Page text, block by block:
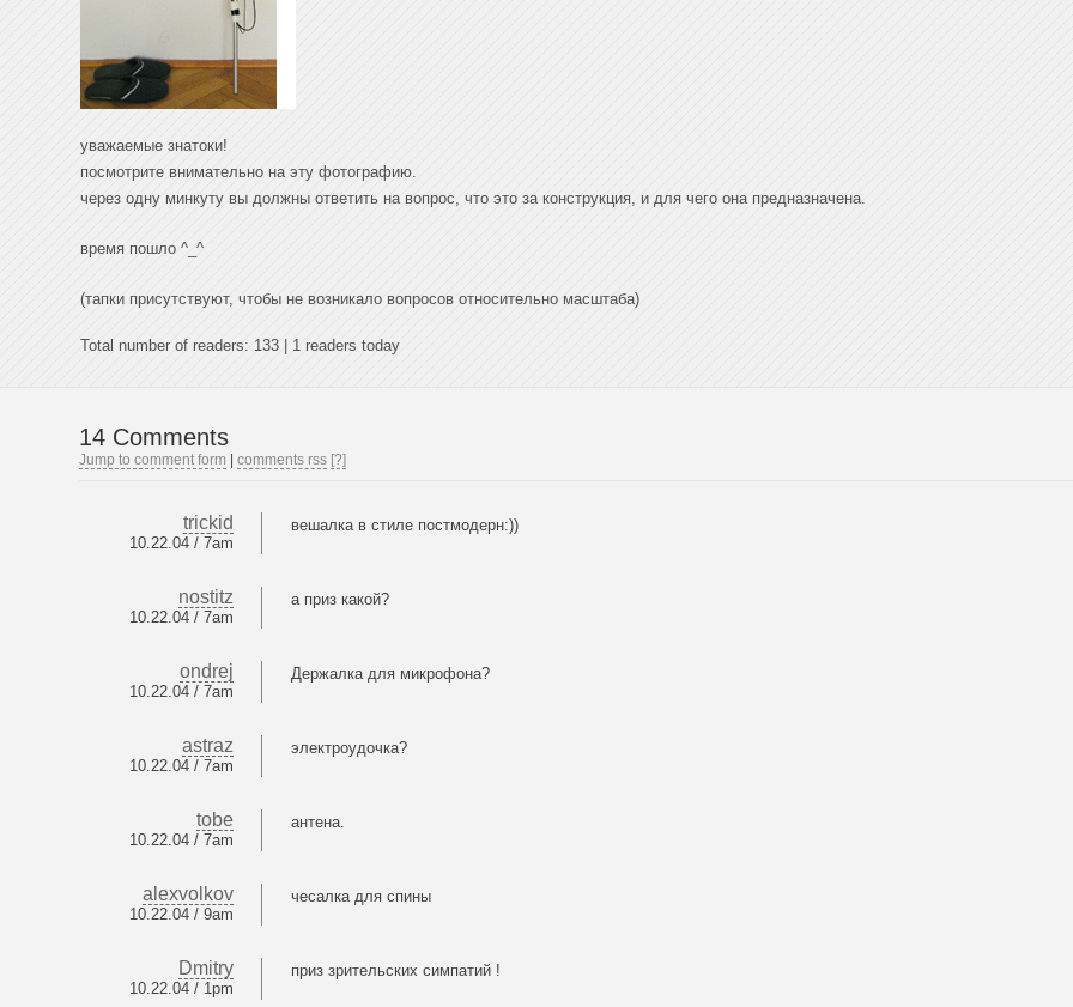
уважаемые знатоки!
посмотрите внимательно на эту фотографию.
через одну минкуту вы должны ответить на вопрос, что это за конструкция, и для чего она предназначена.
время пошло ^_^
(тапки присутствуют, чтобы не возникало вопросов относительно масштаба)
Total number of readers: 133 | 1 readers today
14 Comments
Jump to comment form |comments rss [?]
trickid
10.22.04 / 7am
вешалка в стиле постмодерн:))
nostitz
10.22.04 / 7am
а приз какой?
ondrej
10.22.04 / 7am
Держалка для микрофона?
astraz
10.22.04 / 7am
электроудочка?
tobe
10.22.04 / 7am
антена.
alexvolkov
10.22.04 / 9am
чесалка для спины
Dmitry
10.22.04 / 1pm
приз зрительских симпатий !